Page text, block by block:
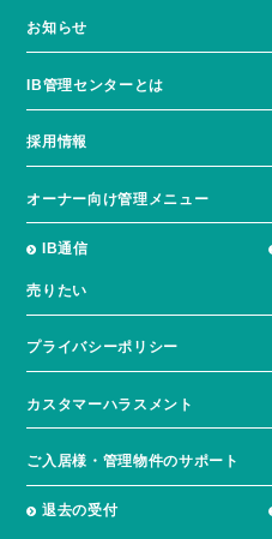
お知らせ
IB管理センターとは
採用情報
オーナー向け管理メニュー
IB通信
売りたい
プライバシーポリシー
カスタマーハラスメント
ご入居様・管理物件のサポート
退去の受付